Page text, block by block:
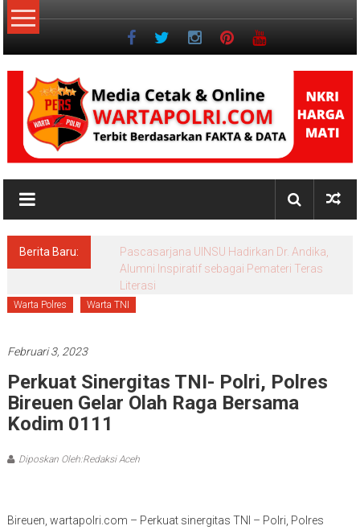
Lompat
ke
NKRI
Jurnalisme
Berita Baru:
Pascasarjana UINSU Hadirkan Dr. Andika,
Alumni Inspiratif sebagai Pemateri Teras
Literasi
Warta Polres Warta TNI
Februari 3, 2023
Perkuat Sinergitas TNI- Polri, Polres
Bireuen Gelar Olah Raga Bersama
Kodim 0111
Diposkan Oleh:Redaksi Aceh
Bireuen, wartapolri.com – Perkuat sinergitas TNI – Polri, Polres